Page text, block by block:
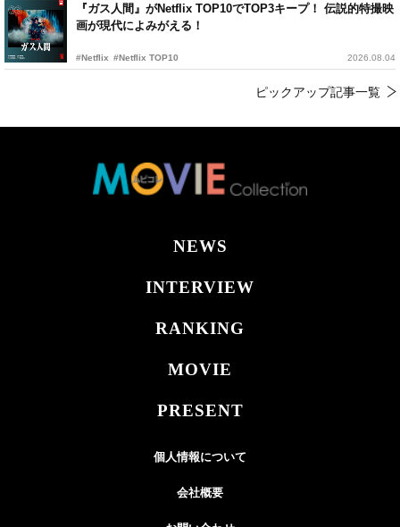
『ガス人間』がNetflix TOP10でTOP3キープ！ 伝説的特撮映
画が現代によみがえる！
#Netflix #Netflix TOP10 2026.08.04
ピックアップ記事一覧
NEWS
INTERVIEW
RANKING
MOVIE
PRESENT
個人情報について
会社概要